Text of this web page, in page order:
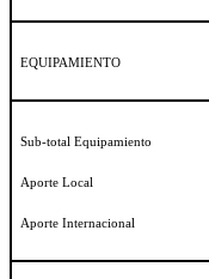
EQUIPAMIENTO
Sub-total Equipamiento
Aporte Local
Aporte Internacional